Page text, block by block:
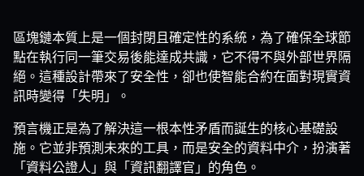
區塊鏈本質上是一個封閉且確定性的系統，為了確保全球節
點在執行同一筆交易後能達成共識，它不得不與外部世界隔
絕。這種設計帶來了安全性，卻也使智能合約在面對現實資
訊時變得「失明」。
預言機正是為了解決這一根本性矛盾而誕生的核心基礎設
施。它並非預測未來的工具，而是安全的資料中介，扮演著
「資料公證人」與「資訊翻譯官」的角色。